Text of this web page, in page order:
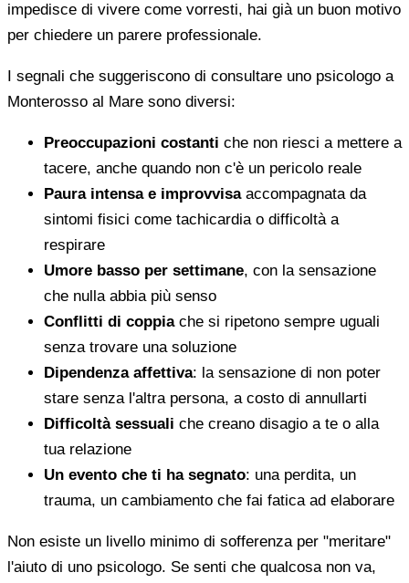
impedisce di vivere come vorresti, hai già un buon motivo
per chiedere un parere professionale.
I segnali che suggeriscono di consultare uno psicologo a
Monterosso al Mare sono diversi:
Preoccupazioni costanti che non riesci a mettere a
tacere, anche quando non c'è un pericolo reale
Paura intensa e improvvisaaccompagnata da
sintomi fisici come tachicardia o difficoltà a
respirare
Umore basso per settimane, con la sensazione
che nulla abbia più senso
Conflitti di coppiache si ripetono sempre uguali
senza trovare una soluzione
Dipendenza affettiva: la sensazione di non poter
stare senza l'altra persona, a costo di annullarti
Difficoltà sessuali che creano disagio a te o alla
tua relazione
Un evento che ti ha segnato: una perdita, un
trauma, un cambiamento che fai fatica ad elaborare
Non esiste un livello minimo di sofferenza per "meritare"
l'aiuto di uno psicologo. Se senti che qualcosa non va,